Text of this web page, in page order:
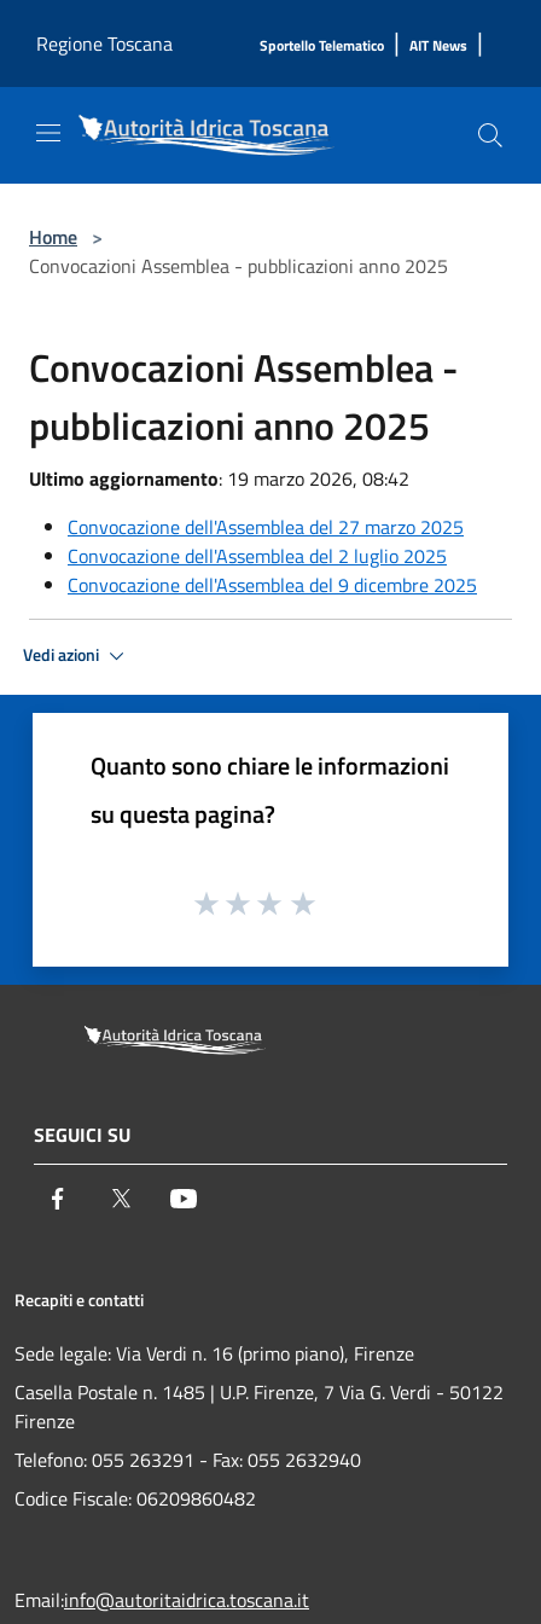
Regione Toscana
Sportello Telematico | AIT News |
Home >
Convocazioni Assemblea - pubblicazioni anno 2025
Convocazioni Assemblea -
pubblicazioni anno 2025
Ultimo aggiornamento: 19 marzo 2026, 08:42
Convocazione dell'Assemblea del 27 marzo 2025
Convocazione dell'Assemblea del 2 luglio 2025
Convocazione dell'Assemblea del 9 dicembre 2025
Vedi azioni
Quanto sono chiare le informazioni
su questa pagina?
SEGUICI SU
Facebook Twitter
Recapiti e contatti
Sede legale: Via Verdi n. 16 (primo piano), Firenze
Casella Postale n. 1485 | U.P. Firenze, 7 Via G. Verdi - 50122
Firenze
Telefono:055 263291 - Fax:055 2632940
Codice Fiscale: 06209860482
Email:info@autoritaidrica.toscana.it